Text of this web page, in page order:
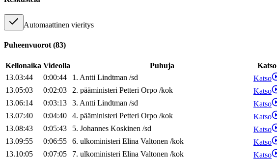
Automaattinen vieritys
Puheenvuorot (83)
Kellonaika Videolla Puhuja
Katso
13.03:44
0:00:44 1. Antti Lindtman /sd
Katso
13.05:03
0:02:03 2. pääministeri Petteri Orpo /kok
Katso
13.06:14
0:03:13 3. Antti Lindtman /sd
Katso
13.07:40
0:04:40 4. pääministeri Petteri Orpo /kok
Katso
13.08:43
0:05:43 5. Johannes Koskinen /sd
Katso
13.09:55
0:06:55 6. ulkoministeri Elina Valtonen /kok
Katso
13.10:05
0:07:05 7. ulkoministeri Elina Valtonen /kok
Katso